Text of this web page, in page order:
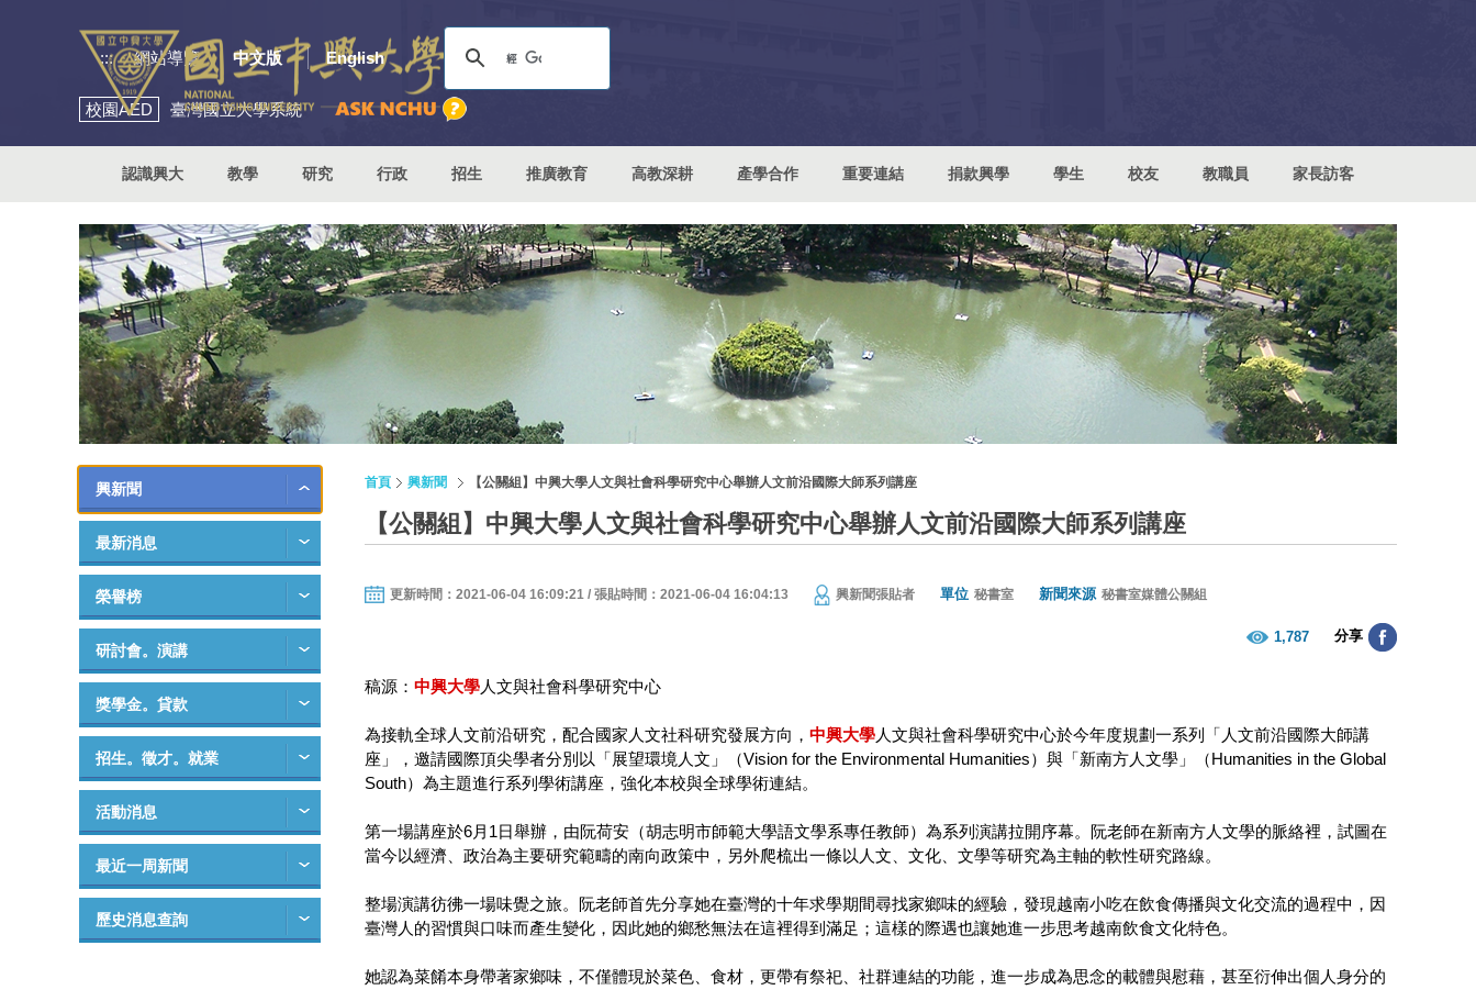
::: 網站導覽 中文版 English
校園AED 臺灣國立大學系統
認識興大 教學 研究 行政 招生 推廣教育 高教深耕 產學合作 重要連結 捐款興學 學生 校友 教職員 家長訪客
興新聞
最新消息
榮譽榜
研討會。演講
獎學金。貸款
招生。徵才。就業
活動消息
最近一周新聞
歷史消息查詢
首頁 興新聞 【公關組】中興大學人文與社會科學研究中心舉辦人文前沿國際大師系列講座
【公關組】中興大學人文與社會科學研究中心舉辦人文前沿國際大師系列講座
更新時間：2021-06-04 16:09:21 / 張貼時間：2021-06-04 16:04:13 興新聞張貼者 單位 秘書室 新聞來源 秘書室媒體公關組
1,787 分享
稿源： 中興大學人文與社會科學研究中心
為接軌全球人文前沿研究，配合國家人文社科研究發展方向， 中興大學人文與社會科學研究中心於今年度規劃一系列「人文前沿國際大師講
座」，邀請國際頂尖學者分別以「展望環境人文」（Vision for the Environmental Humanities）與「新南方人文學」（Humanities in the Global
South）為主題進行系列學術講座，強化本校與全球學術連結。
第一場講座於6月1日舉辦，由阮荷安（胡志明市師範大學語文學系專任教師）為系列演講拉開序幕。阮老師在新南方人文學的脈絡裡，試圖在
當今以經濟、政治為主要研究範疇的南向政策中，另外爬梳出一條以人文、文化、文學等研究為主軸的軟性研究路線。
整場演講彷彿一場味覺之旅。阮老師首先分享她在臺灣的十年求學期間尋找家鄉味的經驗，發現越南小吃在飲食傳播與文化交流的過程中，因
臺灣人的習慣與口味而產生變化，因此她的鄉愁無法在這裡得到滿足；這樣的際遇也讓她進一步思考越南飲食文化特色。
她認為菜餚本身帶著家鄉味，不僅體現於菜色、食材，更帶有祭祀、社群連結的功能，進一步成為思念的載體與慰藉，甚至衍伸出個人身分的